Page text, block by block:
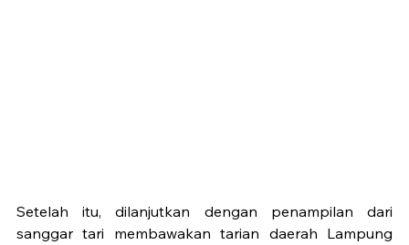
Setelah itu, dilanjutkan dengan penampilan dari
sanggar tari membawakan tarian daerah Lampung